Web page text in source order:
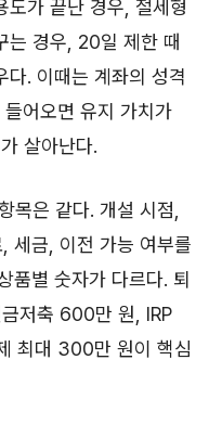
도가 끝난 경우, 절세형
는 경우, 20일 제한 때
다. 이때는 계좌의 성격
어오면 유지 가치가
살아난다.
목은 같다. 개설 시점,
세금, 이전 가능 여부를
품별 숫자가 다르다. 퇴
저축 600만 원, IRP
최대 300만 원이 핵심